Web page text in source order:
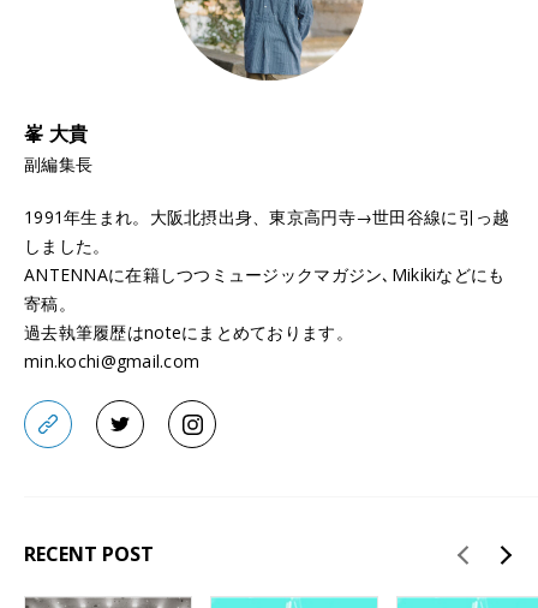
峯 大貴
副編集長
1991年生まれ。大阪北摂出身、東京高円寺→世田谷線に引っ越
しました。
ANTENNAに在籍しつつミュージックマガジン､Mikikiなどにも
寄稿。
過去執筆履歴はnoteにまとめております。
min.kochi@gmail.com
RECENT POST